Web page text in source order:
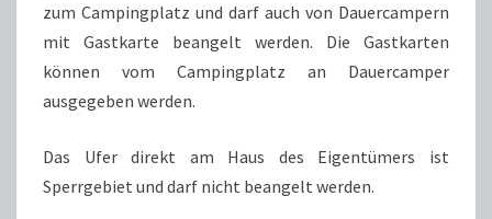
zum Campingplatz und darf auch von Dauercampern
mit Gastkarte beangelt werden. Die Gastkarten
können vom Campingplatz an Dauercamper
ausgegeben werden.
Das Ufer direkt am Haus des Eigentümers ist
Sperrgebiet und darf nicht beangelt werden.